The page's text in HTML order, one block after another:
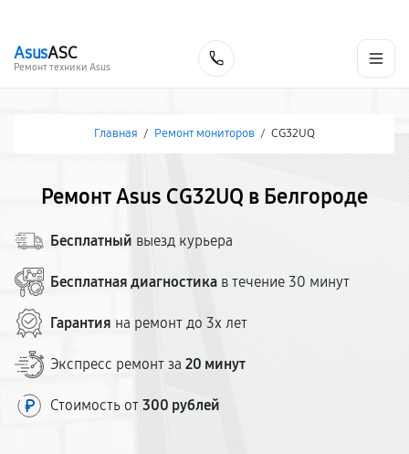
AsusASC
Ремонт техники Asus
Главная / Ремонт мониторов / CG32UQ
Ремонт Asus CG32UQ в Белгороде
Бесплатный выезд курьера
Бесплатная диагностика в течение 30 минут
Гарантия на ремонт до 3х лет
Экспресс ремонт за 20 минут
Стоимость от 300 рублей